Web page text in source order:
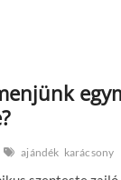
ajándék karácsony